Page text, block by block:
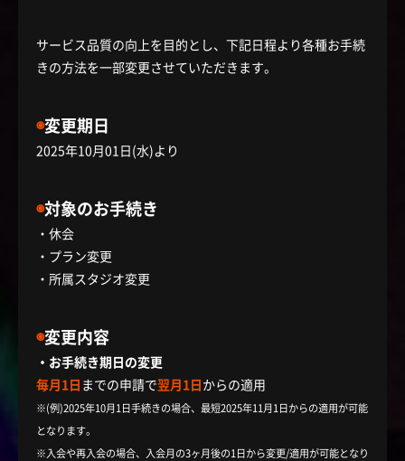
サービス品質の向上を目的とし、下記日程より各種お手続
きの方法を一部変更させていただきます。
◉変更期日
2025年10月01日(水)より
◉対象のお手続き
・休会
・プラン変更
・所属スタジオ変更
◉変更内容
・お手続き期日の変更
毎月1日 までの申請で翌月1日からの適用
※(例)2025年10月1日手続きの場合、最短2025年11月1日からの適用が可能
となります。
※入会や再入会の場合、入会月の3ヶ月後の1日から変更/適用が可能となり